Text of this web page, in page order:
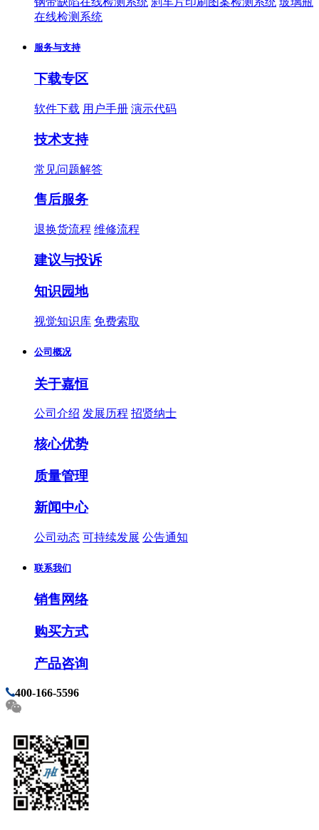
在线检测系统
服务与支持
下载专区
软件下载 用户手册 演示代码
技术支持
常见问题解答
售后服务
退换货流程 维修流程
建议与投诉
知识园地
视觉知识库 免费索取
公司概况
关于嘉恒
公司介绍 发展历程 招贤纳士
核心优势
质量管理
新闻中心
公司动态 可持续发展 公告通知
联系我们
销售网络
购买方式
产品咨询
400-166-5596